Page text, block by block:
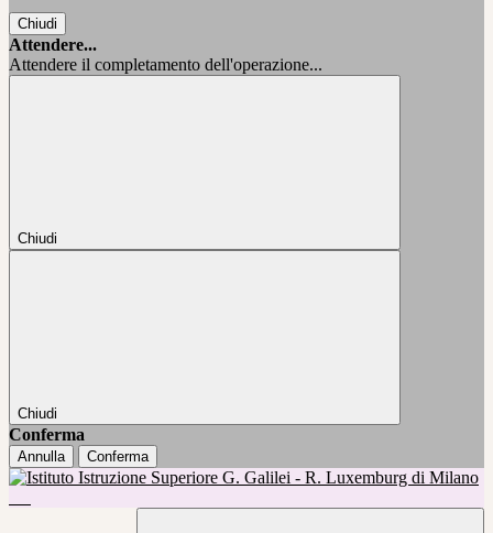
Chiudi
Attendere...
Attendere il completamento dell'operazione...
Chiudi
Chiudi
Conferma
Annulla Conferma